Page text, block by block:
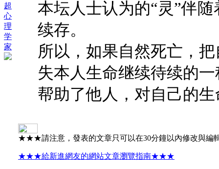
超
心
理
学
家
本坛人士认为的“灵”伴
续存。
所以，如果自然死亡，
失本人生命继续待续的
帮助了他人，对自己的
★★★請注意，發表的文章只可以在30分鐘以內修改與
★★★給新進網友的網站文章瀏覽指南★★★